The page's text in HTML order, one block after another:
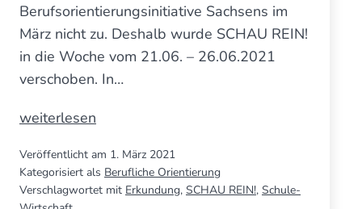
Berufsorientierungsinitiative Sachsens im
März nicht zu. Deshalb wurde SCHAU REIN!
in die Woche vom 21.06. – 26.06.2021
verschoben. In…
Neuer
für
SCHAU
weiterlesen
Veröffentlicht am 1. März 2021
Kategorisiert als Berufliche Orientierung
Verschlagwortet mit Erkundung, SCHAU REIN!, Schule-